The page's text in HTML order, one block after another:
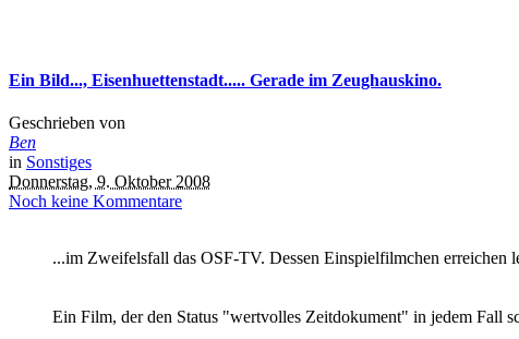
Ein Bild..., Eisenhuettenstadt..... Gerade im Zeughauskino.
Geschrieben von
Ben
in Sonstiges
Donnerstag, 9. Oktober 2008
Noch keine Kommentare
...im Zweifelsfall das OSF-TV. Dessen Einspielfilmchen erreichen
Ein Film, der den Status "wertvolles Zeitdokument" in jedem Fall